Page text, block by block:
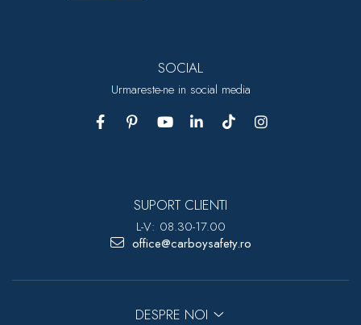
SOCIAL
Urmareste-ne in social media
SUPORT CLIENTI
L-V: 08.30-17.00
office@carboysafety.ro
DESPRE NOI